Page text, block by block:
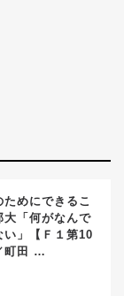
めにできるこ
大「何がなんで
い」【Ｆ１第10
町田 …